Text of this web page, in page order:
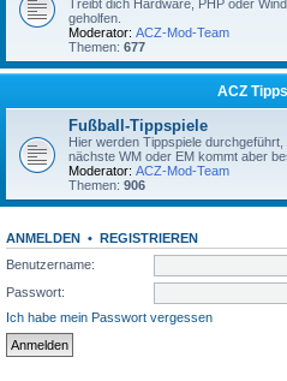
Treibt dich Hardware, PHP oder
geholfen.
Moderator: ACZ-Mod-Team
Themen: 677
ACZ
Fußball-Tippspiele
Hier werden Tippspiele
nächste WM oder EM kommt aber
Moderator: ACZ-Mod-Team
Themen: 906
ANMELDEN • REGISTRIEREN
Benutzername:
Passwort:
Ich habe mein Passwort vergessen